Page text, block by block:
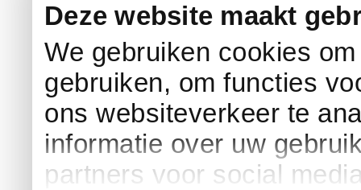
Deze website maakt
We gebruiken cookies
gebruiken, om functies
ons websiteverkeer te
informatie over uw
partners voor social